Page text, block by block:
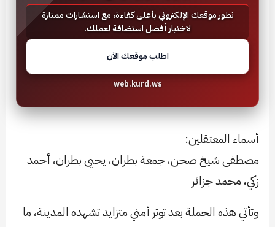
نطور موقعك الإلكتروني بأعلى كفاءة، مع استشارات ممتازة
لاختيار أفضل استضافة لعملك.
اطلب موقعك الآن
web.kurd.ws
أسماء المعتقلين:
مصطفى شيخ صحن، جمعة بطران، يحيى بطران، أحمد
زكي، محمد جزائر
وتأتي هذه الحملة بعد توتر أمني متزايد تشهده المدينة، ما